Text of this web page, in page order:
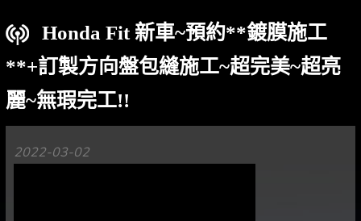
Honda Fit 新車~預約**鍍膜施工
**+訂製方向盤包縫施工~超完美~超亮
麗~無瑕完工!!
2022-03-02